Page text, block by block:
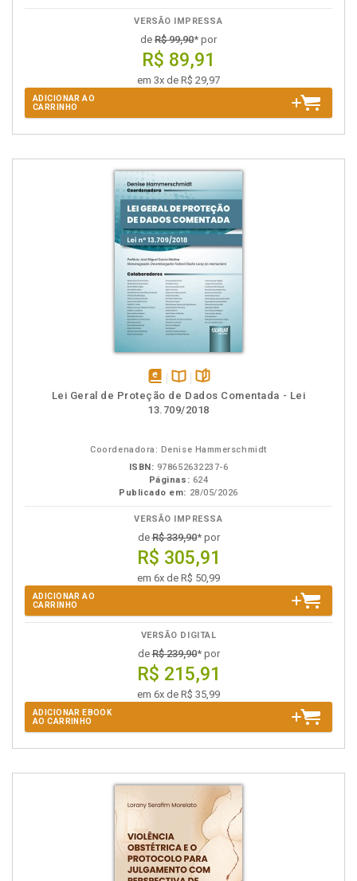
VERSÃO IMPRESSA
de R$ 99,90* por
R$ 89,91
em 3x de R$ 29,97
ADICIONAR AO
CARRINHO
disponível
em
Disponível
na
páginas
Lei Geral de Proteção de Dados Comentada - Lei
13.709/2018
Coordenadora: Denise Hammerschmidt
ISBN: 978652632237-6
Páginas: 624
Publicado em: 28/05/2026
VERSÃO IMPRESSA
deR$ 339,90* por
R$ 305,91
em 6x de R$ 50,99
ADICIONAR AO
CARRINHO
VERSÃO DIGITAL
deR$ 239,90* por
R$ 215,91
em 6x de R$ 35,99
ADICIONAR EBOOK
AO CARRINHO